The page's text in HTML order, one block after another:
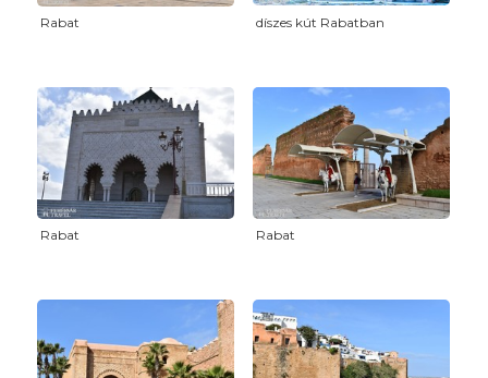
Rabat díszes kút Rabatban
Rabat Rabat